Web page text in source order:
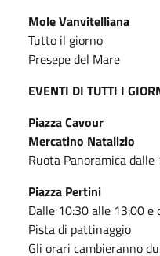
Mole Vanvitelliana
Tutto il giorno
Presepe del Mare
EVENTI DI TUTTI I
Piazza Cavour
Mercatino Natalizio
Ruota Panoramica
Piazza Pertini
Dalle 10:30 alle 13:00
Pista di pattinaggio
Gli orari cambieranno